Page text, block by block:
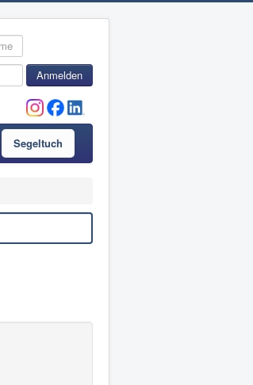
Anmelden
Segeltuch